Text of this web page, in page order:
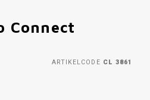
Connect
ARTIKELCODE CL 3861